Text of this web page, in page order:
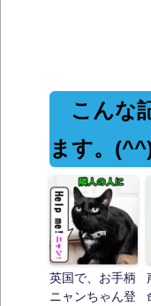
こんな
ます。
英国で、お手柄
ニャンちゃん登